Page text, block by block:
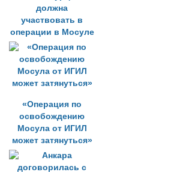
должна
участвовать в
операции в Мосуле
«Операция по
освобождению
Мосула от ИГИЛ
может затянуться»